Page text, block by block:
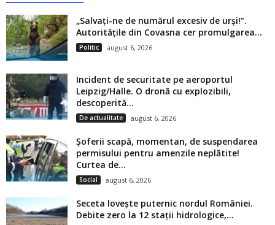
„Salvați-ne de numărul excesiv de urși!”.
Autoritățile din Covasna cer promulgarea...
Politic august 6, 2026
Incident de securitate pe aeroportul
Leipzig/Halle. O dronă cu explozibili,
descoperită...
De actualitate august 6, 2026
Șoferii scapă, momentan, de suspendarea
permisului pentru amenzile neplătite!
Curtea de...
Social august 6, 2026
Seceta lovește puternic nordul României.
Debite zero la 12 stații hidrologice,...